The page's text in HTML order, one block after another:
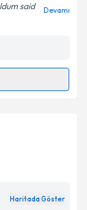
belirtilen
said
Devamı
almanız
Haritada Göster